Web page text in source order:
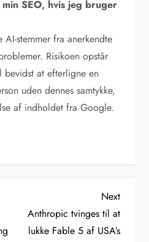
SEO, hvis jeg bruger
stemmer fra anerkendte
Risikoen opstår
at efterligne en
uden dennes samtykke,
af indholdet fra Google.
Next
Post
Next
Anthropic tvinges til at
lukke Fable 5 af USA’s